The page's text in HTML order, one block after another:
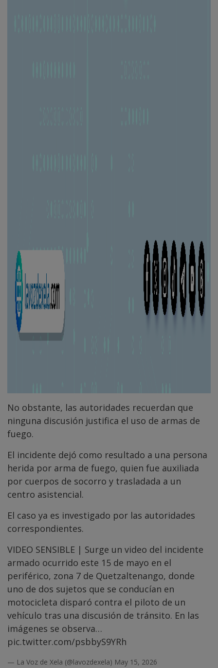
No obstante, las autoridades recuerdan que
ninguna discusión justifica el uso de armas de
fuego.
El incidente dejó como resultado a una persona
herida por arma de fuego, quien fue auxiliada
por cuerpos de socorro y trasladada a un
centro asistencial.
El caso ya es investigado por las autoridades
correspondientes.
VIDEO SENSIBLE | Surge un video del incidente
armado ocurrido este 15 de mayo en el
periférico, zona 7 de Quetzaltenango, donde
uno de dos sujetos que se conducían en
motocicleta disparó contra el piloto de un
vehículo tras una discusión de tránsito. En las
imágenes se observa…
pic.twitter.com/psbbyS9YRh
— La Voz de Xela (@lavozdexela) May 15, 2026